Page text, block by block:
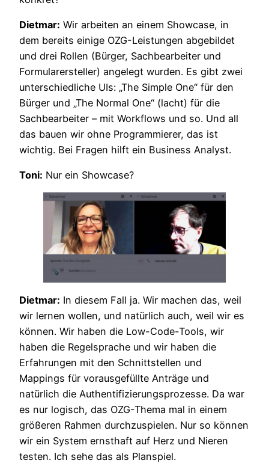
Dietmar: Wir arbeiten an einem Showcase, in
dem bereits einige OZG-Leistungen abgebildet
und drei Rollen (Bürger, Sachbearbeiter und
Formularersteller) angelegt wurden. Es gibt zwei
unterschiedliche UIs: „The Simple One“ für den
Bürger und „The Normal One“ (lacht) für die
Sachbearbeiter – mit Workflows und so. Und all
das bauen wir ohne Programmierer, das ist
wichtig. Bei Fragen hilft ein Business Analyst.
Toni: Nur ein Showcase?
Dietmar: In diesem Fall ja. Wir machen das, weil
wir lernen wollen, und natürlich auch, weil wir es
können. Wir haben die Low-Code-Tools, wir
haben die Regelsprache und wir haben die
Erfahrungen mit den Schnittstellen und
Mappings für vorausgefüllte Anträge und
natürlich die Authentifizierungsprozesse. Da war
es nur logisch, das OZG-Thema mal in einem
größeren Rahmen durchzuspielen. Nur so können
wir ein System ernsthaft auf Herz und Nieren
testen. Ich sehe das als Planspiel.